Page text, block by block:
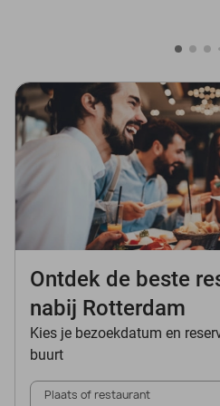
Ontdek de beste
nabij Rotterdam
Kies je bezoekdatum en
buurt
Plaats of restaurant